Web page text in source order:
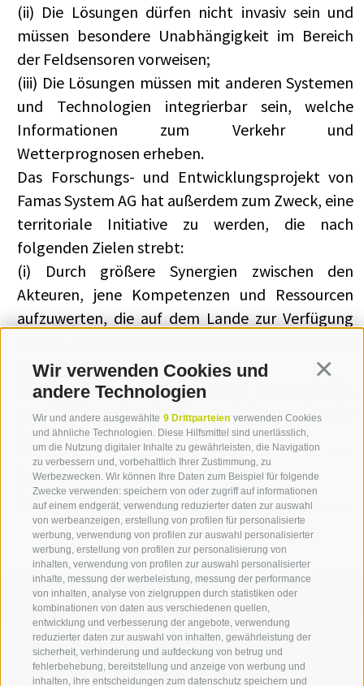
Wir verwenden Cookies und
andere Technologien
Wir und andere ausgewählte 9 Drittparteien verwenden Cookies
und ähnliche Technologien. Diese Hilfsmittel sind unerlässlich,
um die Nutzung digitaler Inhalte zu gewährleisten, die Navigation
zu verbessern und, vorbehaltlich Ihrer Zustimmung, zu
Werbezwecken. Wir können Ihre Daten zum Beispiel für folgende
Zwecke verwenden: speichern von oder zugriff auf informationen
auf einem endgerät, verwendung reduzierter daten zur auswahl
von werbeanzeigen, erstellung von profilen für personalisierte
werbung, verwendung von profilen zur auswahl personalisierter
werbung, erstellung von profilen zur personalisierung von
inhalten, verwendung von profilen zur auswahl personalisierter
inhalte, messung der werbeleistung, messung der performance
von inhalten, analyse von zielgruppen durch statistiken oder
kombinationen von daten aus verschiedenen quellen,
entwicklung und verbesserung der angebote, verwendung
reduzierter daten zur auswahl von inhalten, gewährleistung der
sicherheit, verhinderung und aufdeckung von betrug und
fehlerbehebung, bereitstellung und anzeige von werbung und
inhalten, ihre entscheidungen zum datenschutz speichern und
(ii) Die Lösungen dürfen nicht invasiv sein und
müssen besondere Unabhängigkeit im Bereich
der Feldsensoren vorweisen;
(iii) Die Lösungen müssen mit anderen Systemen
und Technologien integrierbar sein, welche
Informationen zum Verkehr und
Wetterprognosen erheben.
Das Forschungs- und Entwicklungsprojekt von
Famas System AG hat außerdem zum Zweck, eine
territoriale Initiative zu werden, die nach
folgenden Zielen strebt:
(i) Durch größere Synergien zwischen den
Akteuren, jene Kompetenzen und Ressourcen
aufzuwerten, die auf dem Lande zur Verfügung
worden sind;
(ii) Einen dauerhaften lokalen Bezugspunkt,
womöglich auf nationaler und internationaler
Ebene, zu schaffen.
Partner
Famas System S.p.A (Italia)
Kontaktieren Sie uns